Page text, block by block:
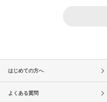
はじめての方へ
よくある質問